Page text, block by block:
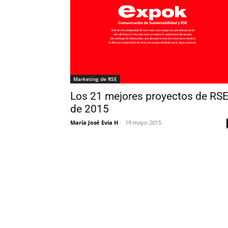
Marketing de RSE
Los 21 mejores proyectos de RSE
de 2015
María José Evia H - 19 mayo 2015